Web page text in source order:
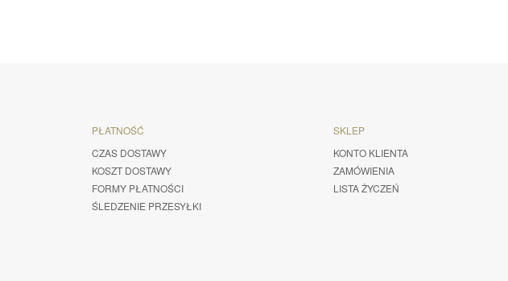
PŁATNOŚĆ
CZAS DOSTAWY
KOSZT DOSTAWY
FORMY PŁATNOŚCI
ŚLEDZENIE PRZESYŁKI
SKLEP
KONTO KLIENTA
ZAMÓWIENIA
LISTA ŻYCZEŃ